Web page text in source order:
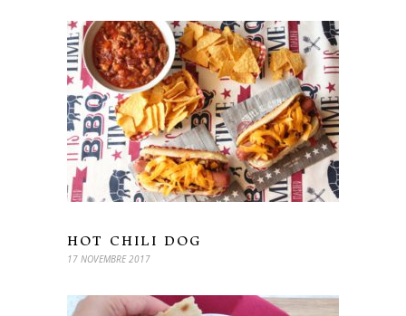
HOT CHILI DOG
17 NOVEMBRE 2017